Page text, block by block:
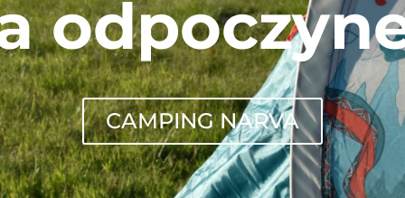
CAMPING NARVA